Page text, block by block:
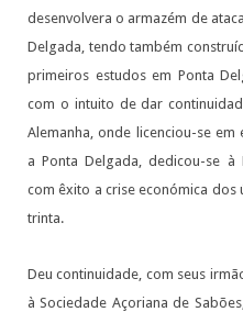
desenvolvera o armazém de
Delgada, tendo também
primeiros estudos em Ponta
com o intuito de dar
Alemanha, onde licenciou-se
a Ponta Delgada, dedicou-se à
com êxito a crise económica
trinta.
Deu continuidade, com seus
à Sociedade Açoriana de